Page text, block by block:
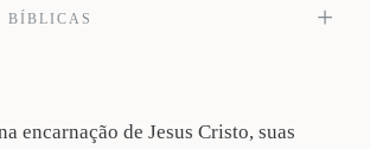
BÍBLICAS
mas meu Pai, que está nos céus (Mt 16:16-17). Veja
Ap 1:8, 17; 22:13.
encarnação de Jesus Cristo, suas